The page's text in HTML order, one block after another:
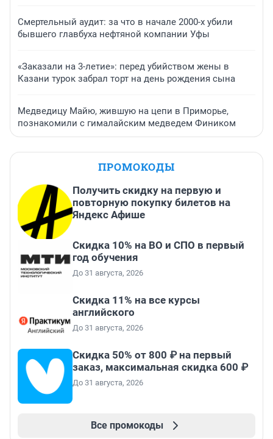
Смертельный аудит: за что в начале 2000-х убили
бывшего главбуха нефтяной компании Уфы
«Заказали на 3-летие»: перед убийством жены в
Казани турок забрал торт на день рождения сына
Медведицу Майю, жившую на цепи в Приморье,
познакомили с гималайским медведем Фиником
ПРОМОКОДЫ
Получить скидку на первую и
повторную покупку билетов на
Яндекс Афише
Скидка 10% на ВО и СПО в первый
год обучения
До 31 августа, 2026
Скидка 11% на все курсы
английского
До 31 августа, 2026
Скидка 50% от 800 ₽ на первый
заказ, максимальная скидка 600 ₽
До 31 августа, 2026
Все промокоды